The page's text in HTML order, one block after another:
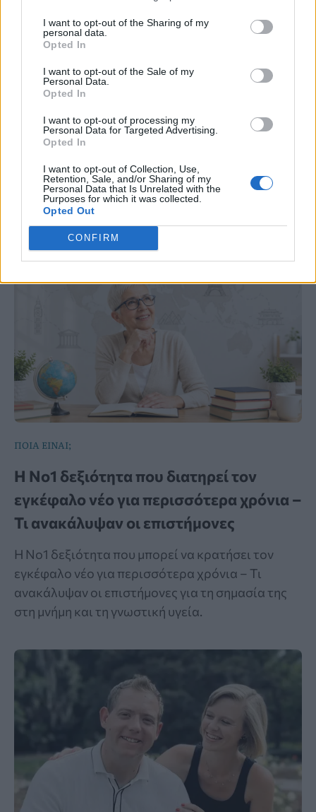
I want to opt-out of the Sharing of my
personal data.
Opted In
I want to opt-out of the Sale of my
Personal Data.
Opted In
I want to opt-out of processing my
Personal Data for Targeted Advertising.
Opted In
I want to opt-out of Collection, Use,
Retention, Sale, and/or Sharing of my
Personal Data that Is Unrelated with the
Purposes for which it was collected.
Opted Out
CONFIRM
ΠΟΙΑ ΕΙΝΑΙ;
Η Νο1 δεξιότητα που διατηρεί τον
εγκέφαλο νέο για περισσότερα χρόνια –
Τι ανακάλυψαν οι επιστήμονες
Η Νο1 δεξιότητα που μπορεί να κρατήσει τον
εγκέφαλο νέο για περισσότερα χρόνια – Τι
ανακάλυψαν οι επιστήμονες για τη σημασία της
στη μνήμη και τη γνωστική υγεία.